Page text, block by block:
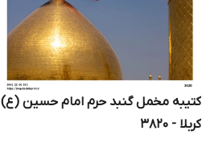
کتیبه مخمل گنبد حرم امام حسین (ع)
کربلا - 3820